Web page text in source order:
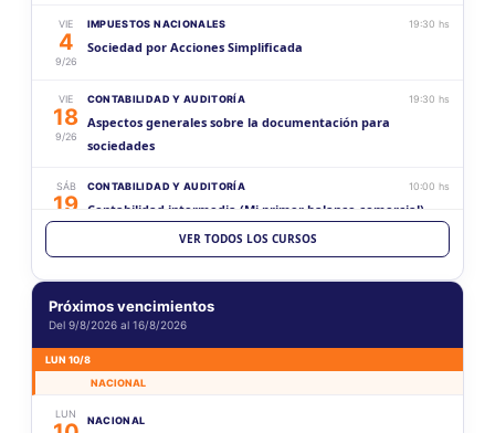
VIE
4
9/26
IMPUESTOS NACIONALES 19:30 hs
Sociedad por Acciones Simplificada
VIE
18
9/26
CONTABILIDAD Y AUDITORÍA 19:30 hs
Aspectos generales sobre la documentación para
sociedades
SÁB
19
9/26
CONTABILIDAD Y AUDITORÍA 10:00 hs
Contabilidad intermedia (Mi primer balance comercial)
VIE
2
10/26
CONTABILIDAD Y AUDITORÍA 19:30 hs
Estados Contables (Histórico vs Ajustado)
17
10/26
Contabilidad superior (Mi primer balance comercial)
SÁB
VER TODOS LOS CURSOS
Próximos vencimientos
Del 9/8/2026 al 16/8/2026
LUN 10/8
NACIONAL
LUN
NACIONAL